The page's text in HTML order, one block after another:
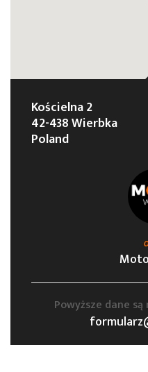
Kościelna 2
42-438 Wierbka
Poland
Powyższe dane są